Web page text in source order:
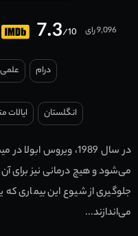
7.3/10 9,096 رای
درام
انگلستان ایالات
در سال 1989، ویروس
می‌شود و هیچ درمانی نیز برای
جلوگیری از شیوع این بیماری
می‌اندازند...